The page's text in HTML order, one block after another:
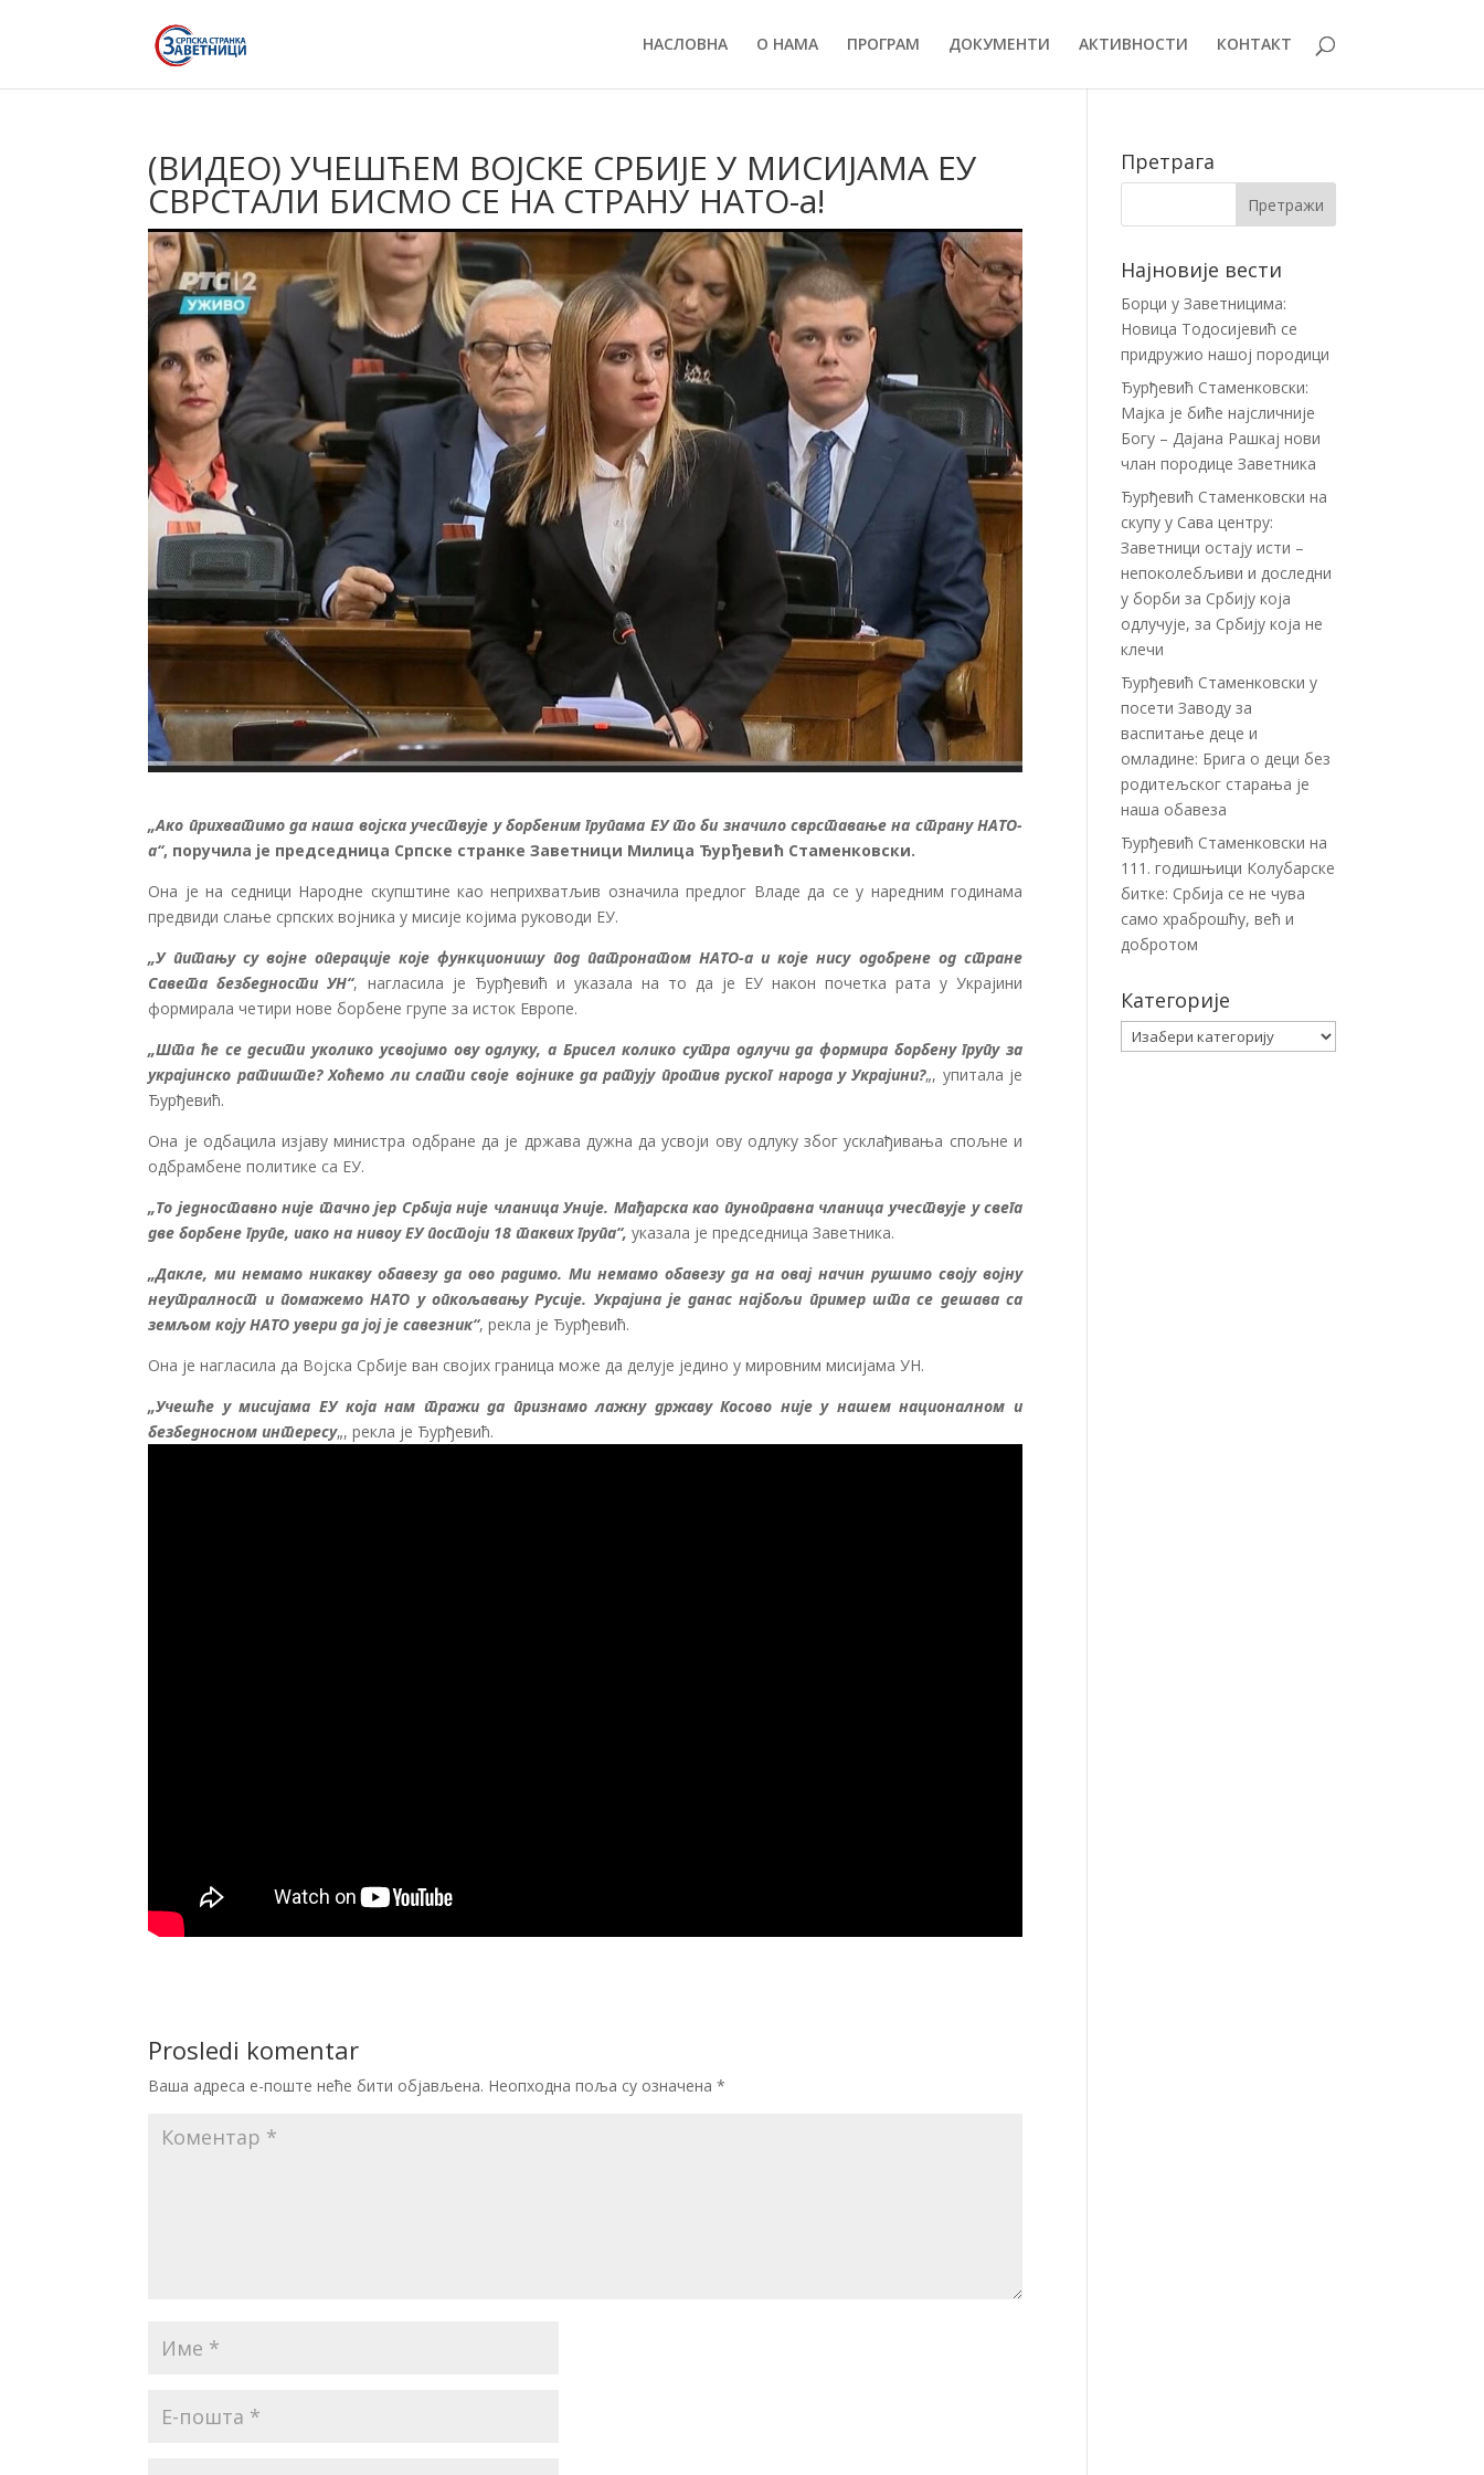
НАСЛОВНА О НАМА ПРОГРАМ ДОКУМЕНТИ АКТИВНОСТИ КОНТАКТ
(ВИДЕО) УЧЕШЋЕМ ВОЈСКЕ СРБИЈЕ У МИСИЈАМА ЕУ
СВРСТАЛИ БИСМО СЕ НА СТРАНУ НАТО-а!
„Ако прихватимо да наша војска учествује у борбеним групама ЕУ то би значило сврставање на страну НАТО-
а“, поручила је председница Српске странке Заветници Милица Ђурђевић Стаменковски.
Она је на седници Народне скупштине као неприхватљив означила предлог Владе да се у наредним годинама
предвиди слање српских војника у мисије којима руководи ЕУ.
„У питању су војне операције које функционишу под патронатом НАТО-а и које нису одобрене од стране
Савета безбедности УН“, нагласила је Ђурђевић и указала на то да је ЕУ након почетка рата у Украјини
формирала четири нове борбене групе за исток Европе.
„Шта ће се десити уколико усвојимо ову одлуку, а Брисел колико сутра одлучи да формира борбену групу за
украјинско ратиште? Хоћемо ли слати своје војнике да ратују против руског народа у Украјини?„, упитала је
Ђурђевић.
Она је одбацила изјаву министра одбране да је држава дужна да усвоји ову одлуку због усклађивања спољне и
одбрамбене политике са ЕУ.
„То једноставно није тачно јер Србија није чланица Уније. Мађарска као пуноправна чланица учествује у свега
две борбене групе, иако на нивоу ЕУ постоји 18 таквих група“, указала је председница Заветника.
„Дакле, ми немамо никакву обавезу да ово радимо. Ми немамо обавезу да на овај начин рушимо своју војну
неутралност и помажемо НАТО у опкољавању Русије. Украјина је данас најбољи пример шта се дешава са
земљом коју НАТО увери да јој је савезник“, рекла је Ђурђевић.
Она је нагласила да Војска Србије ван својих граница може да делује једино у мировним мисијама УН.
„Учешће у мисијама ЕУ која нам тражи да признамо лажну државу Косово није у нашем националном и
безбедносном интересу„, рекла је Ђурђевић.
Prosledi komentar
Ваша адреса е-поште неће бити објављена. Неопходна поља су означена*
Претрага
Најновије вести
Борци у Заветницима:
Новица Тодосијевић се
придружио нашој породици
Ђурђевић Стаменковски:
Мајка је биће најсличније
Богу – Дајана Рашкај нови
члан породице Заветника
Ђурђевић Стаменковски на
скупу у Сава центру:
Заветници остају исти –
непоколебљиви и доследни
у борби за Србију која
одлучује, за Србију која не
клечи
Ђурђевић Стаменковски у
посети Заводу за
васпитање деце и
омладине: Брига о деци без
родитељског старања је
наша обавеза
Ђурђевић Стаменковски на
111. годишњици Колубарске
битке: Србија се не чува
само храброшћу, већ и
добротом
Категорије
Категорије